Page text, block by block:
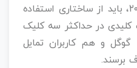
برای سئوی موثر در سال ۲۰۲۵، باید از ساختاری استفاده
در حداکثر سه کلیک
و هم کاربران تمایل
برسند.